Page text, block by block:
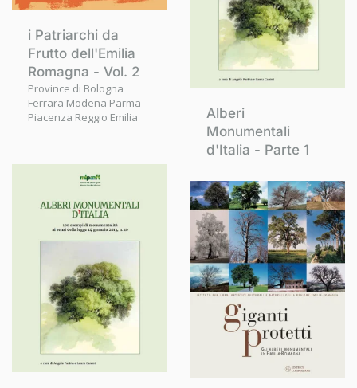
i Patriarchi da
Frutto dell'Emilia
Romagna - Vol. 2
Province di Bologna
Ferrara Modena Parma
Piacenza Reggio Emilia
Alberi
Monumentali
d'Italia - Parte 1